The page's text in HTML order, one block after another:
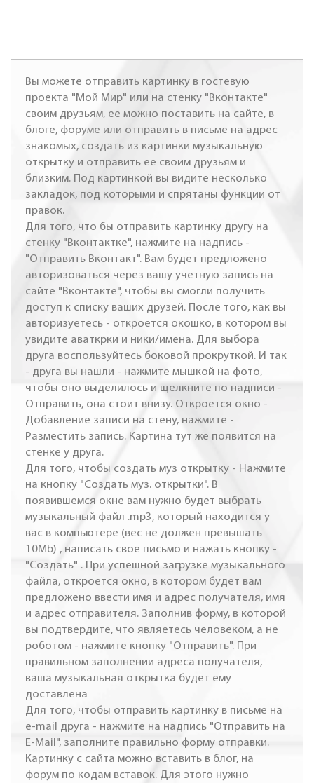
Вы можете отправить картинку в гостевую
проекта "Мой Мир" или на стенку "Вконтакте"
своим друзьям, ее можно поставить на сайте, в
блоге, форуме или отправить в письме на адрес
знакомых, создать из картинки музыкальную
открытку и отправить ее своим друзьям и
близким. Под картинкой вы видите несколько
закладок, под которыми и спрятаны функции от
правок.
Для того, что бы отправить картинку другу на
стенку "Вконтактке", нажмите на надпись -
"Отправить Вконтакт". Вам будет предложено
авторизоваться через вашу учетную запись на
сайте "Вконтакте", чтобы вы смогли получить
доступ к списку ваших друзей. После того, как вы
авторизуетесь - откроется окошко, в котором вы
увидите аваткрки и ники/имена. Для выбора
друга воспользуйтесь боковой прокруткой. И так
- друга вы нашли - нажмите мышкой на фото,
чтобы оно выделилось и щелкните по надписи -
Отправить, она стоит внизу. Откроется окно -
Добавление записи на стену, нажмите -
Разместить запись. Картина тут же появится на
стенке у друга.
Для того, чтобы создать муз открытку - Нажмите
на кнопку "Создать муз. открытки". В
появившемся окне вам нужно будет выбрать
музыкальный файл .mp3, который находится у
вас в компьютере (вес не должен превышать
10Mb) , написать свое письмо и нажать кнопку -
"Создать" . При успешной загрузке музыкального
файла, откроется окно, в котором будет вам
предложено ввести имя и адрес получателя, имя
и адрес отправителя. Заполнив форму, в которой
вы подтвердите, что являетесь человеком, а не
роботом - нажмите кнопку "Отправить". При
правильном заполнении адреса получателя,
ваша музыкальная открытка будет ему
доставлена
Для того, чтобы отправить картинку в письме на
e-mail друга - нажмите на надпись "Отправить на
E-Mail", заполните правильно форму отправки.
Картинку с сайта можно вставить в блог, на
форум по кодам вставок. Для этого нужно